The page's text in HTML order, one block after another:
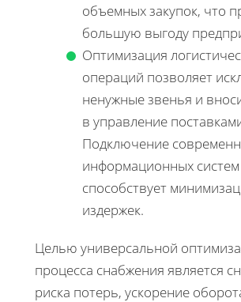
объемных закупок, что
большую выгоду
Оптимизация
операций позволяет
ненужные звенья и
в управление
Подключение
информационных систем
способствует
издержек.
Целью универсальной
процесса снабжения является
риска потерь, ускорение